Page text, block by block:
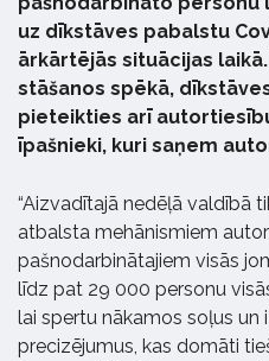
uz dīkstāves pabalstu
ārkārtējās situācijas
stāšanos spēkā,
pieteikties arī
īpašnieki, kuri saņem
“Aizvadītajā nedēļā valdībā
atbalsta mehānismiem
pašnodarbinātajiem visās
līdz pat 29 000 personu
lai spertu nākamos soļus un
precizējumus, kas domāti